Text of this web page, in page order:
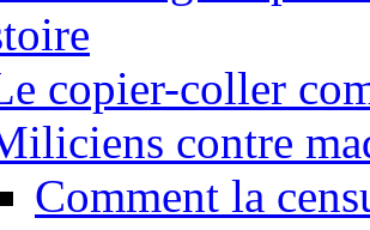
copier-coller
contre
Comment la